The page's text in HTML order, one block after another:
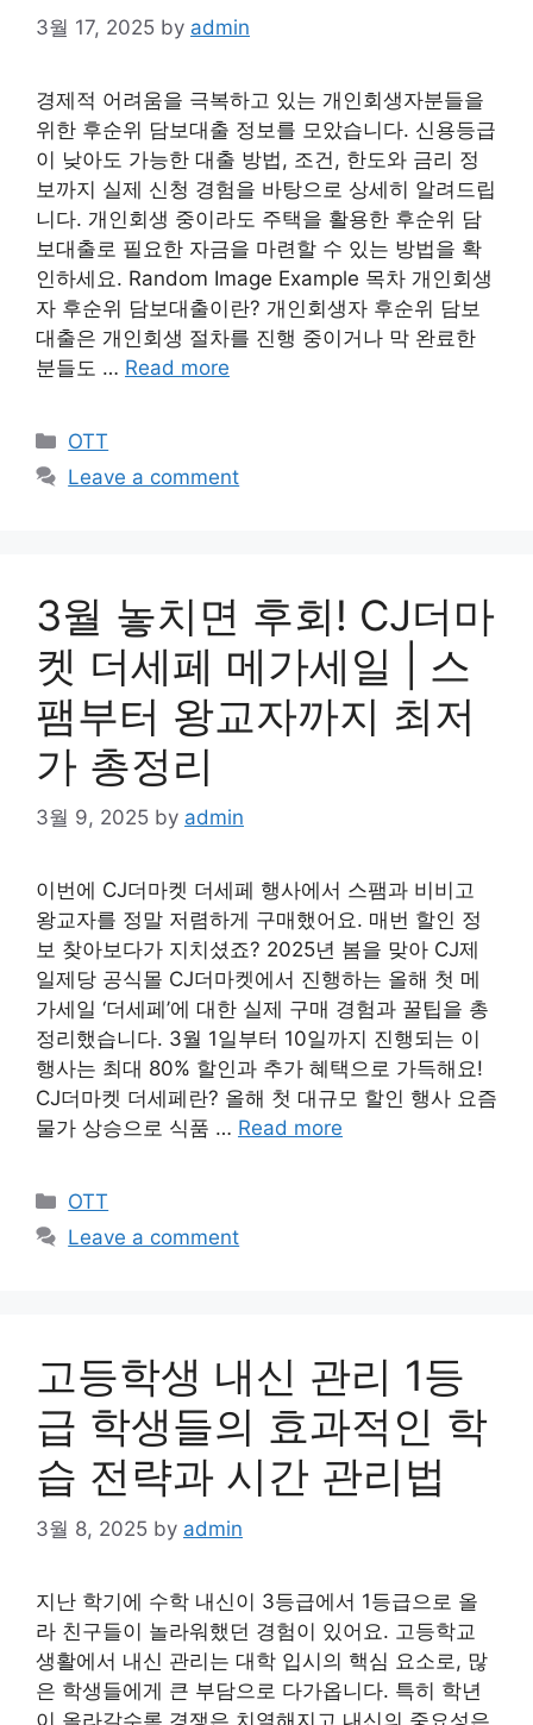
3월 17, 2025 by admin
경제적 어려움을 극복하고 있는 개인회생자분들을
위한 후순위 담보대출 정보를 모았습니다. 신용등급
이 낮아도 가능한 대출 방법, 조건, 한도와 금리 정
보까지 실제 신청 경험을 바탕으로 상세히 알려드립
니다. 개인회생 중이라도 주택을 활용한 후순위 담
보대출로 필요한 자금을 마련할 수 있는 방법을 확
인하세요. Random Image Example 목차 개인회생
자 후순위 담보대출이란? 개인회생자 후순위 담보
대출은 개인회생 절차를 진행 중이거나 막 완료한
분들도 … Read more
Categories
OTT
Leave a comment
3월 놓치면 후회! CJ더마
켓 더세페 메가세일 | 스
팸부터 왕교자까지 최저
가 총정리
3월 9, 2025 by admin
이번에 CJ더마켓 더세페 행사에서 스팸과 비비고
왕교자를 정말 저렴하게 구매했어요. 매번 할인 정
보 찾아보다가 지치셨죠? 2025년 봄을 맞아 CJ제
일제당 공식몰 CJ더마켓에서 진행하는 올해 첫 메
가세일 ‘더세페’에 대한 실제 구매 경험과 꿀팁을 총
정리했습니다. 3월 1일부터 10일까지 진행되는 이
행사는 최대 80% 할인과 추가 혜택으로 가득해요!
CJ더마켓 더세페란? 올해 첫 대규모 할인 행사 요즘
물가 상승으로 식품 … Read more
Categories
OTT
Leave a comment
고등학생 내신 관리 1등
급 학생들의 효과적인 학
습 전략과 시간 관리법
3월 8, 2025 by admin
지난 학기에 수학 내신이 3등급에서 1등급으로 올
라 친구들이 놀라워했던 경험이 있어요. 고등학교
생활에서 내신 관리는 대학 입시의 핵심 요소로, 많
은 학생들에게 큰 부담으로 다가옵니다. 특히 학년
이 올라갈수록 경쟁은 치열해지고 내신의 중요성은